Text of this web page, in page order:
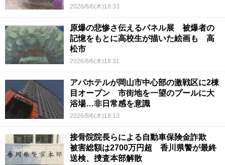
2026/8/6(木)18:33
原爆の悲惨さ伝えるパネル展 被爆者の
記憶をもとに高校生が描いた絵画も 高
松市
2026/8/6(木)18:31
アパホテルが岡山市中心部の激戦区に2棟
目オープン 市街地を一望のプールに大
浴場…非日常感を意識
2026/8/6(木)18:13
接骨院院長らによる自動車保険金詐欺
被害総額は2700万円超 香川県警が最終
送検、捜査本部解散